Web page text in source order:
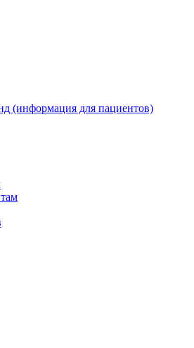
(информация для пациентов)